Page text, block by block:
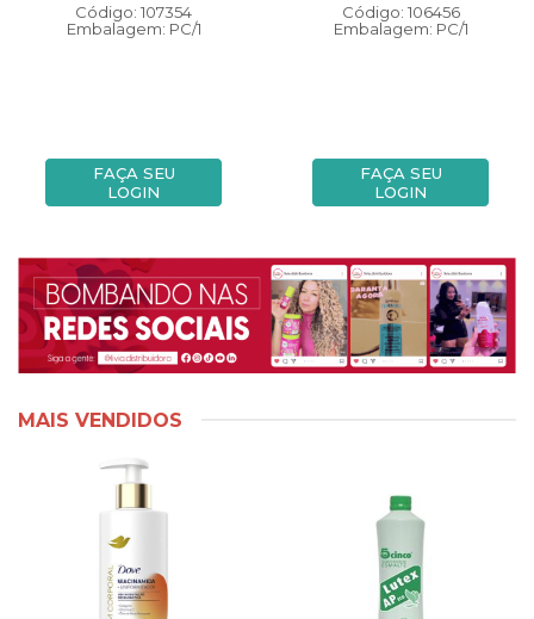
Código: 107354
Embalagem: PC/1
FAÇA SEU
LOGIN
Código: 106456
Embalagem: PC/1
FAÇA SEU
LOGIN
MAIS VENDIDOS